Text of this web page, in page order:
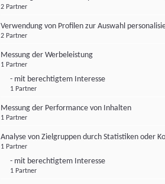
2 Partner
Verwendung von Profilen zur Auswahl
2 Partner
Messung der Werbeleistung
1 Partner
- mit berechtigtem Interesse
1 Partner
Messung der Performance von Inhalten
1 Partner
Analyse von Zielgruppen durch Statistiken oder
1 Partner
- mit berechtigtem Interesse
1 Partner